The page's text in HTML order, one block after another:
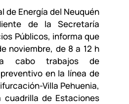
de Energía del Neuquén
de la Secretaría
Públicos, informa que
noviembre, de 8 a 12 h
cabo trabajos de
en la línea de
Villa Pehuenia,
cuadrilla de Estaciones